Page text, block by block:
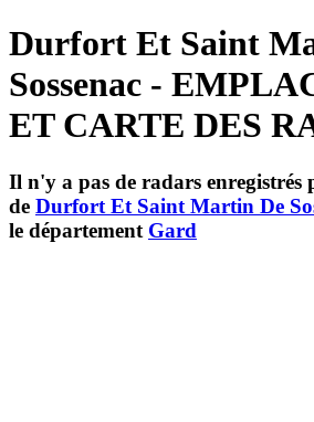
Durfort Et Saint
Sossenac -
ET CARTE DES
Il n'y a pas de radars enregistrés
de Durfort Et Saint Martin De
le département Gard